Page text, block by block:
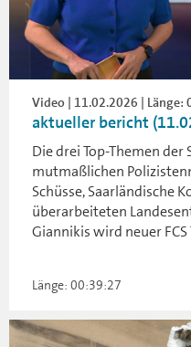
Video | 11.02.2026 | Länge:
aktueller bericht
Die drei Top-Themen
mutmaßlichen
Schüsse, Saarländische
überarbeiteten
Giannikis wird neuer
Länge: 00:39:27